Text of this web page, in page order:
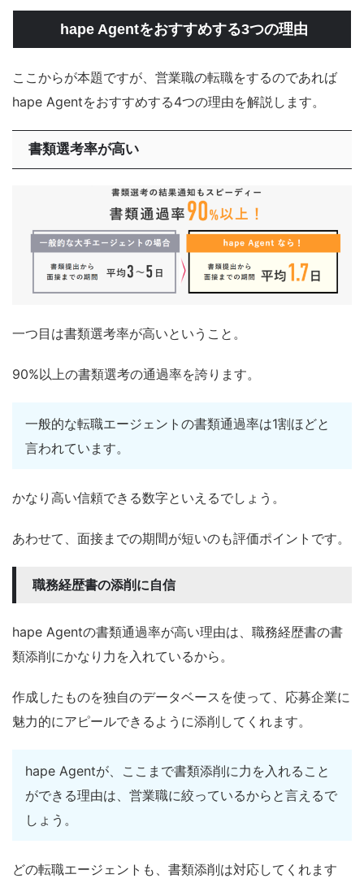
hape Agentをおすすめする3つの理由
ここからが本題ですが、営業職の転職をするのであれば
hape Agentをおすすめする4つの理由を解説します。
書類選考率が高い
一つ目は書類選考率が高いということ。
90%以上の書類選考の通過率を誇ります。
一般的な転職エージェントの書類通過率は1割ほどと
言われています。
かなり高い信頼できる数字といえるでしょう。
あわせて、面接までの期間が短いのも評価ポイントです。
職務経歴書の添削に自信
hape Agentの書類通過率が高い理由は、職務経歴書の書
類添削にかなり力を入れているから。
作成したものを独自のデータベースを使って、応募企業に
魅力的にアピールできるように添削してくれます。
hape Agentが、ここまで書類添削に力を入れること
ができる理由は、営業職に絞っているからと言えるで
しょう。
どの転職エージェントも、書類添削は対応してくれます